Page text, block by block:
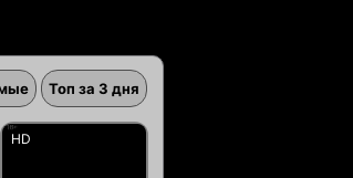
Топ за 3 дня